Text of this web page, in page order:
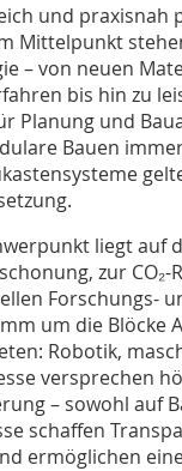
und praxisnah
Im Mittelpunkt
– von neuen
bis hin zu
Planung und
Bauen
liegt auf
zur
Forschungs-
um die Blöcke
Robotik,
versprechen
– sowohl auf
schaffen
ermöglichen